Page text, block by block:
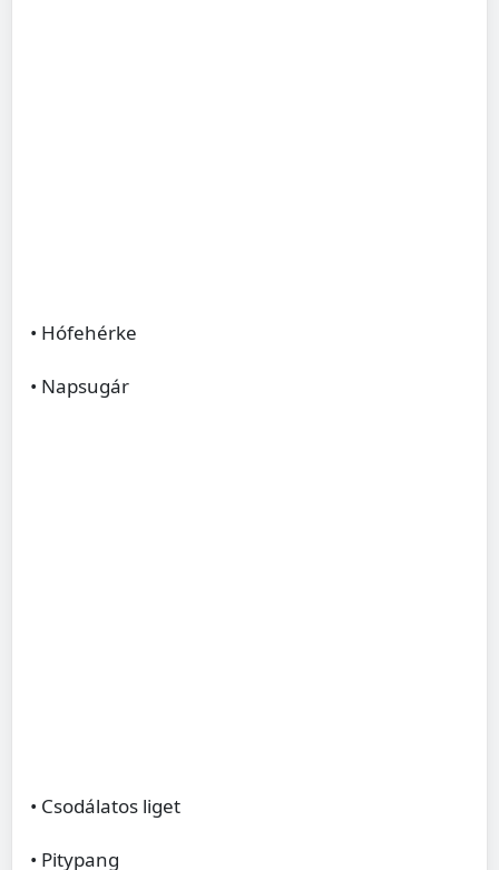
• Hófehérke
• Napsugár
• Csodálatos liget
• Pitypang